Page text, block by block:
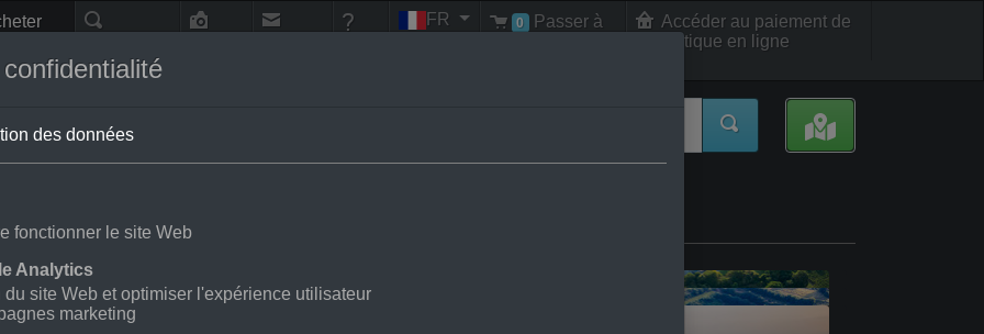
FR 0
Passer à
Accéder au paiement de
la boutique en ligne
Farra/Villanova
Grado/Santuario Di Barbana
San Lorenzo Isontino
des données
fonctionner le site Web
Analytics
site Web et optimiser l'expérience utilisateur
marketing